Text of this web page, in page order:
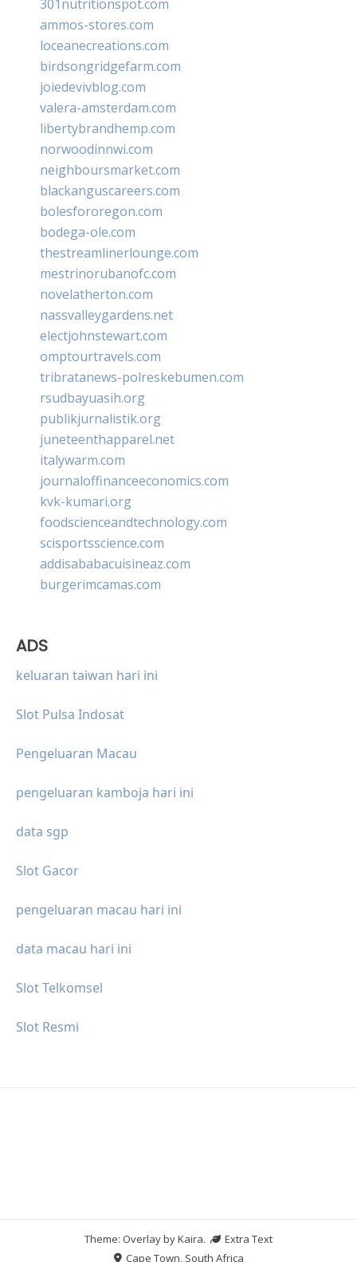
301nutritionspot.com
ammos-stores.com
loceanecreations.com
birdsongridgefarm.com
joiedevivblog.com
valera-amsterdam.com
libertybrandhemp.com
norwoodinnwi.com
neighboursmarket.com
blackanguscareers.com
bolesfororegon.com
bodega-ole.com
thestreamlinerlounge.com
mestrinorubanofc.com
novelatherton.com
nassvalleygardens.net
electjohnstewart.com
omptourtravels.com
tribratanews-polreskebumen.com
rsudbayuasih.org
publikjurnalistik.org
juneteenthapparel.net
italywarm.com
journaloffinanceeconomics.com
kvk-kumari.org
foodscienceandtechnology.com
scisportsscience.com
addisababacuisineaz.com
burgerimcamas.com
ADS
keluaran taiwan hari ini
Slot Pulsa Indosat
Pengeluaran Macau
pengeluaran kamboja hari ini
data sgp
Slot Gacor
pengeluaran macau hari ini
data macau hari ini
Slot Telkomsel
Slot Resmi
Theme: Overlay byKaira.
Extra Text
Cape Town, South Africa